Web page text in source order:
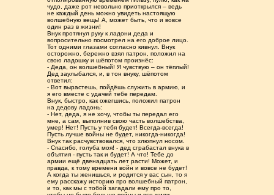
чудо, даже рот невольно приоткрылся – ведь
не каждый день можно увидеть настоящую
волшебную вещь! А, может быть, что и вовсе
один раз в жизни!
Внук протянул руку к ладони деда и
вопросительно посмотрел на его доброе лицо.
Тот одними глазами согласно кивнул. Внук
осторожно, бережно взял патрон, положил на
свою ладошку и шёпотом произнёс:
- Деда, он волшебный! Я чувствую – он тёплый!
Дед заулыбался, и, в тон внуку, шёпотом
ответил:
- Вот вырастешь, пойдёшь служить в армию, и
я его вместе с удачей тебе передам.
Внук, быстро, как ожегшись, положил патрон
на дедову ладонь:
- Нет, деда, я не хочу, чтобы ты передал его
мне, а сам, выполнив свою часть волшебства,
умер! Нет! Пусть у тебя будет! Всегда-всегда!
Пусть лучше войны не будет, никогда-никогда!
Внук так расчувствовался, что хлюпнул носом.
- Спасибо, голуба моя! - дед сграбастал внука в
объятия - пусть так и будет! А что! Тебе до
армии ещё двенадцать лет расти! Может, и
правда, к тому времени войн и вовсе не будет!
А когда ты женишься, и родится у вас сын, то я
ему расскажу историю про волшебный патрон,
и то, как мы с тобой загадали ему про то,